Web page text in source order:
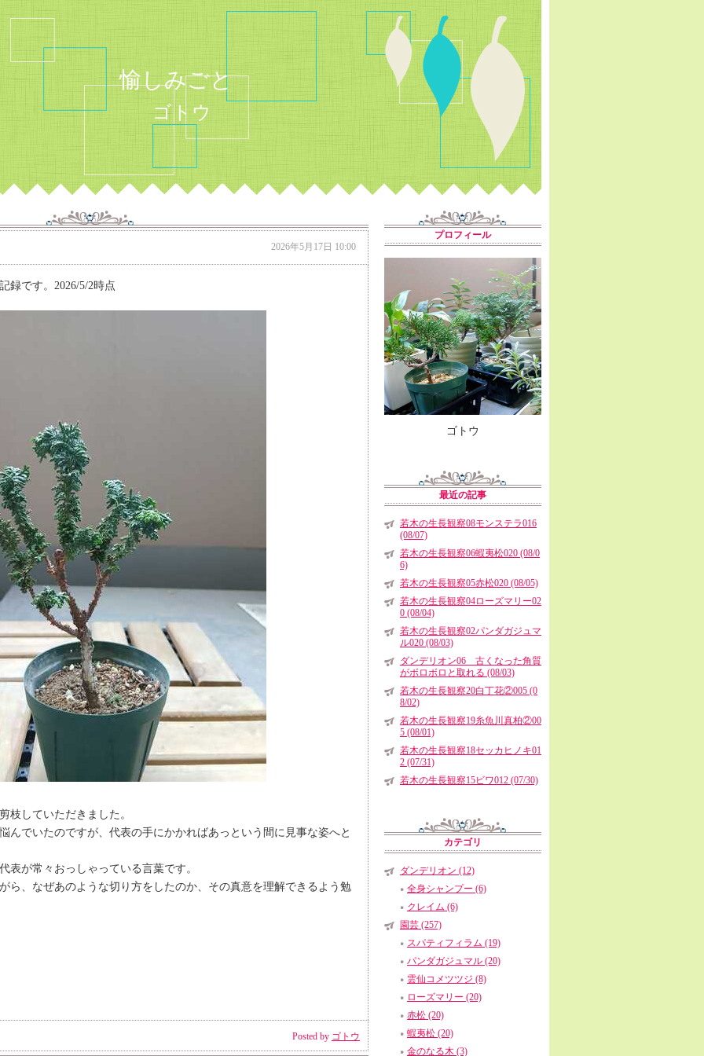
愉しみごと
ゴトウ
2026年5月17日 10:00
録です。2026/5/2時点
枝していただきました。
んでいたのですが、代表の手にかかればあっという間に見事な姿へと
表が常々おっしゃっている言葉です。
ら、なぜあのような切り方をしたのか、その真意を理解できるよう勉
Posted by ゴトウ
プロフィール
ゴトウ
最近の記事
若木の生長観察08モンステラ016
(08/07)
若木の生長観察06蝦夷松020 (08/0
6)
若木の生長観察05赤松020 (08/05)
若木の生長観察04ローズマリー02
0 (08/04)
若木の生長観察02パンダガジュマ
ル020 (08/03)
ダンデリオン06 古くなった角質
がボロボロと取れる (08/03)
若木の生長観察20白丁花②005 (0
8/02)
若木の生長観察19糸魚川真柏②00
5 (08/01)
若木の生長観察18セッカヒノキ01
2 (07/31)
若木の生長観察15ビワ012 (07/30)
カテゴリ
ダンデリオン (12)
全身シャンプー (6)
クレイム (6)
園芸 (257)
スパティフィラム (19)
パンダガジュマル (20)
雲仙コメツツジ (8)
ローズマリー (20)
赤松 (20)
蝦夷松 (20)
金のなる木 (3)